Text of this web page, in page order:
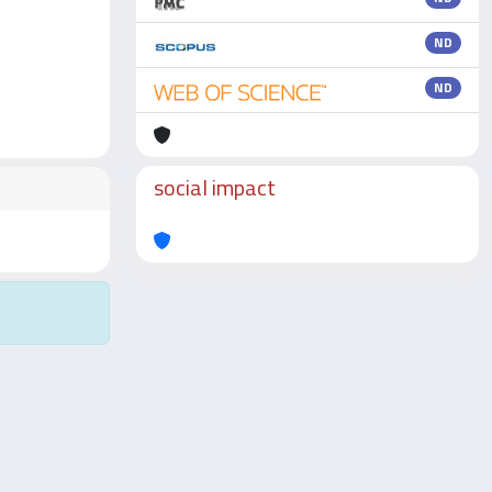
ND
ND
social impact